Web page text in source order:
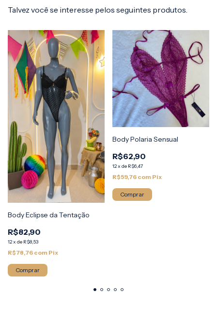
Talvez você se interesse pelos seguintes produtos.
Body Eclipse da Tentação
R$82,90
12x de R$8,53
R$78,76 com Pix
Comprar
Body Polaria Sensual
R$62,90
12x de R$6,47
R$59,76 com Pix
Comprar